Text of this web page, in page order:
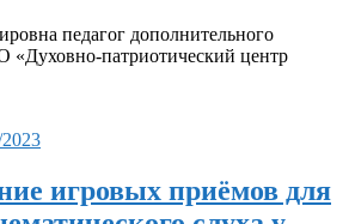
педагог дополнительного
патриотический центр
игровых приёмов для